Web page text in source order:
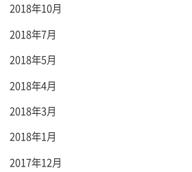
2018年10月
2018年7月
2018年5月
2018年4月
2018年3月
2018年1月
2017年12月